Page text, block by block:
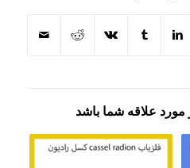
مورد علاقه شما باشد